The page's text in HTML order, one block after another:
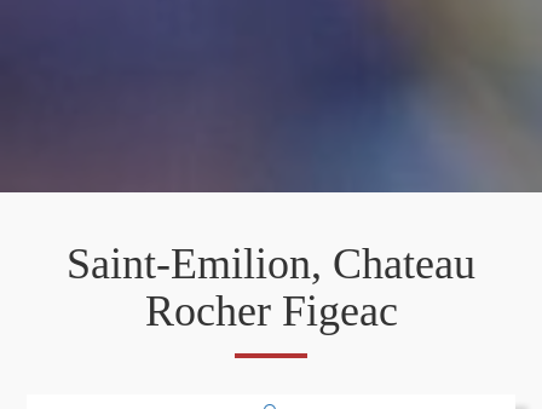
Saint-Emilion, Chateau
Rocher Figeac